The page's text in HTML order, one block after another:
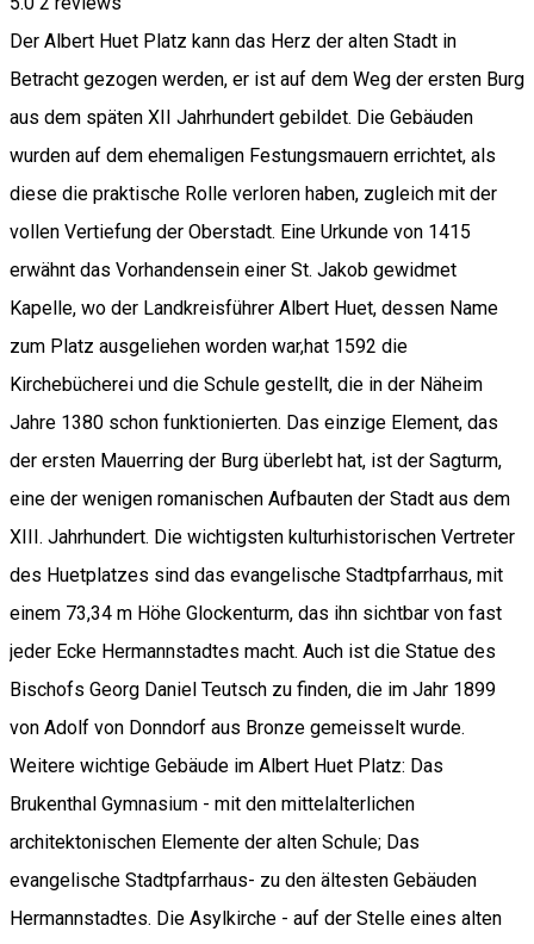
Der Albert Huet Platz kann das Herz der alten Stadt in
Betracht gezogen werden, er ist auf dem Weg der ersten Burg
aus dem späten XII Jahrhundert gebildet. Die Gebäuden
wurden auf dem ehemaligen Festungsmauern errichtet, als
diese die praktische Rolle verloren haben, zugleich mit der
vollen Vertiefung der Oberstadt. Eine Urkunde von 1415
erwähnt das Vorhandensein einer St. Jakob gewidmet
Kapelle, wo der Landkreisführer Albert Huet, dessen Name
zum Platz ausgeliehen worden war,hat 1592 die
Kirchebücherei und die Schule gestellt, die in der Näheim
Jahre 1380 schon funktionierten. Das einzige Element, das
der ersten Mauerring der Burg überlebt hat, ist der Sagturm,
eine der wenigen romanischen Aufbauten der Stadt aus dem
XIII. Jahrhundert. Die wichtigsten kulturhistorischen Vertreter
des Huetplatzes sind das evangelische Stadtpfarrhaus, mit
einem 73,34 m Höhe Glockenturm, das ihn sichtbar von fast
jeder Ecke Hermannstadtes macht. Auch ist die Statue des
Bischofs Georg Daniel Teutsch zu finden, die im Jahr 1899
von Adolf von Donndorf aus Bronze gemeisselt wurde.
Weitere wichtige Gebäude im Albert Huet Platz: Das
Brukenthal Gymnasium - mit den mittelalterlichen
architektonischen Elemente der alten Schule; Das
evangelische Stadtpfarrhaus- zu den ältesten Gebäuden
Hermannstadtes. Die Asylkirche - auf der Stelle eines alten